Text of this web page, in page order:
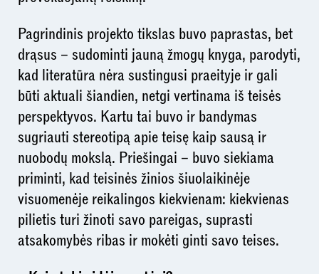
Pagrindinis projekto tikslas buvo paprastas, bet
drąsus – sudominti jauną žmogų knyga, parodyti,
kad literatūra nėra sustingusi praeityje ir gali
būti aktuali šiandien, netgi vertinama iš teisės
perspektyvos. Kartu tai buvo ir bandymas
sugriauti stereotipą apie teisę kaip sausą ir
nuobodų mokslą. Priešingai – buvo siekiama
priminti, kad teisinės žinios šiuolaikinėje
visuomenėje reikalingos kiekvienam: kiekvienas
pilietis turi žinoti savo pareigas, suprasti
atsakomybės ribas ir mokėti ginti savo teises.